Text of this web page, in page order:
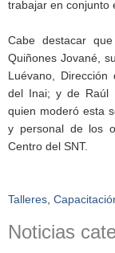
trabajar en conjunto
Cabe destacar
Quiñones Jované,
Luévano, Dirección
del Inai; y de Raúl
quien moderó esta
y personal de los
Centro del SNT.
Talleres
Noticias